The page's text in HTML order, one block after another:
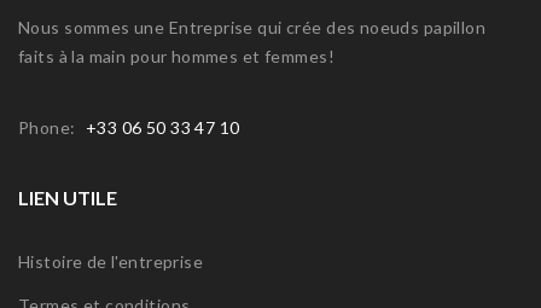
Nous sommes une Entreprise qui crée des noeuds papillon
faits à la main pour hommes et femmes!
Phone: +33 06 50 33 47 10
LIEN UTILE
Histoire de l'entreprise